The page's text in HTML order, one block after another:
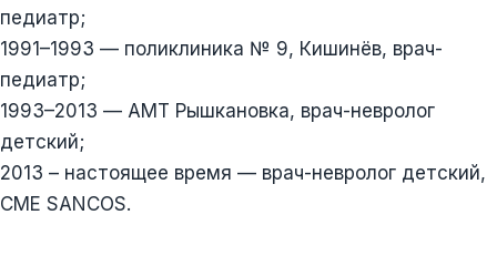
педиатр;
1991–1993 — поликлиника № 9, Кишинёв, врач-
педиатр;
1993–2013 — AMT Рышкановка, врач-невролог
детский;
2013 – настоящее время — врач-невролог детский,
CME SANCOS.